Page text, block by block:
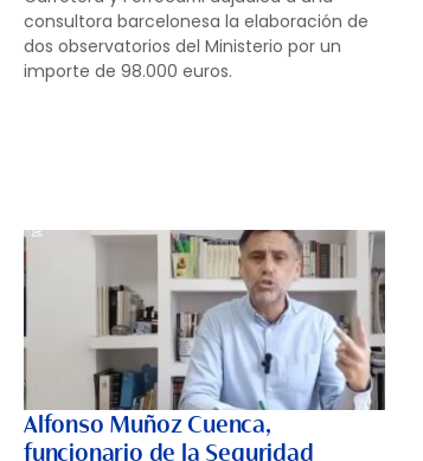
consultora barcelonesa la elaboración de
dos observatorios del Ministerio por un
importe de 98.000 euros.
Alfonso Muñoz Cuenca,
funcionario de la Seguridad